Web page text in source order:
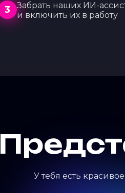
3
Забрать наших ИИ-
и включить их в работу
У тебя есть